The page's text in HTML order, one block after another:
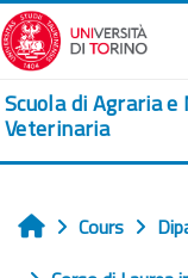
Passer au contenu
Scuola di Agraria e
Veterinaria
Accueil
Cours